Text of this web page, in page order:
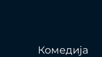
Комедија